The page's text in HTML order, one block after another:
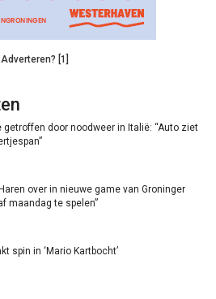
Adverteren? [1]
door noodweer in Italië: “Auto ziet
over in nieuwe game van Groninger
maandag te spelen”
spin in ‘Mario Kartbocht’